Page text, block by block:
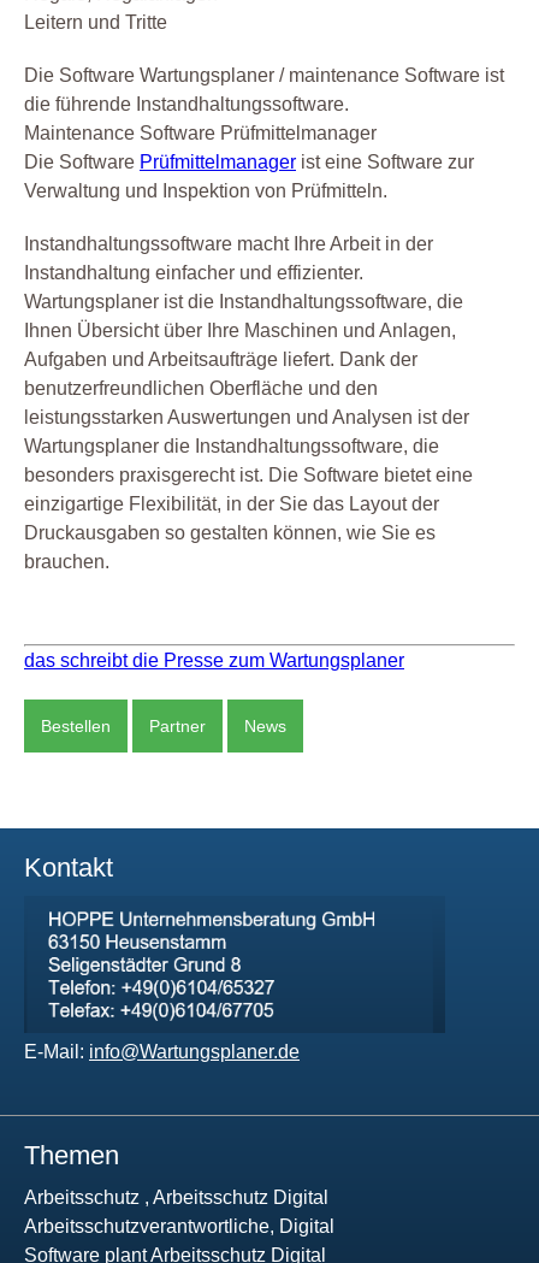
Leitern und Tritte
Die Software Wartungsplaner / maintenance Software ist
die führende Instandhaltungssoftware.
Maintenance Software Prüfmittelmanager
Die Software Prüfmittelmanager ist eine Software zur
Verwaltung und Inspektion von Prüfmitteln.
Instandhaltungssoftware macht Ihre Arbeit in der
Instandhaltung einfacher und effizienter.
Wartungsplaner ist die Instandhaltungssoftware, die
Ihnen Übersicht über Ihre Maschinen und Anlagen,
Aufgaben und Arbeitsaufträge liefert. Dank der
benutzerfreundlichen Oberfläche und den
leistungsstarken Auswertungen und Analysen ist der
Wartungsplaner die Instandhaltungssoftware, die
besonders praxisgerecht ist. Die Software bietet eine
einzigartige Flexibilität, in der Sie das Layout der
Druckausgaben so gestalten können, wie Sie es
brauchen.
das schreibt die Presse zum Wartungsplaner
Bestellen Partner News
Kontakt
E-Mail: info@Wartungsplaner.de
Themen
Arbeitsschutz , Arbeitsschutz Digital
Arbeitsschutzverantwortliche, Digital
Software plant Arbeitsschutz Digital